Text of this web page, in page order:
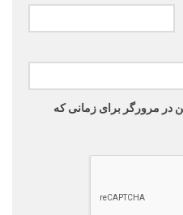
در مرورگر برای زمانی که